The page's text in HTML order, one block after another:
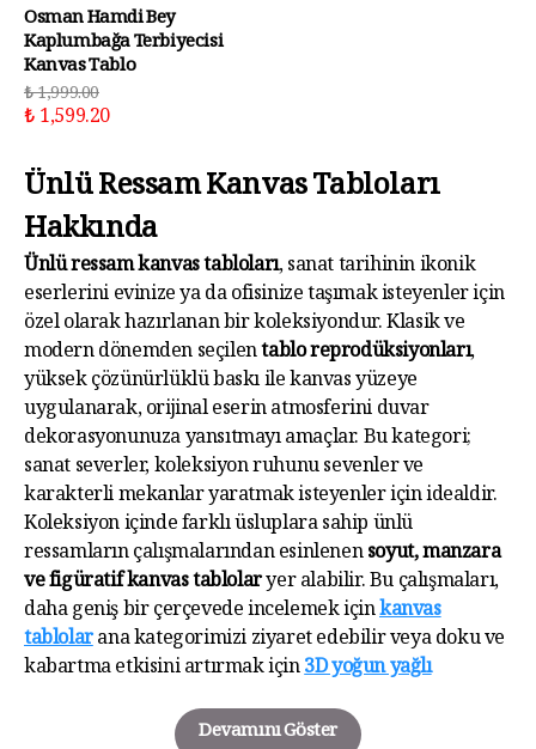
Osman Hamdi Bey
Kaplumbağa Terbiyecisi
Kanvas Tablo
₺ 1,999.00
₺ 1,599.20
Ünlü Ressam Kanvas Tabloları
Hakkında
Ünlü ressam kanvas tabloları, sanat tarihinin ikonik
eserlerini evinize ya da ofisinize taşımak isteyenler için
özel olarak hazırlanan bir koleksiyondur. Klasik ve
modern dönemden seçilentablo reprodüksiyonları,
yüksek çözünürlüklü baskı ile kanvas yüzeye
uygulanarak, orijinal eserin atmosferini duvar
dekorasyonunuza yansıtmayı amaçlar. Bu kategori;
sanat severler, koleksiyon ruhunu sevenler ve
karakterli mekanlar yaratmak isteyenler için idealdir.
Koleksiyon içinde farklı üsluplara sahip ünlü
ressamların çalışmalarından esinlenensoyut, manzara
ve figüratif kanvas tablolaryer alabilir. Bu çalışmaları,
daha geniş bir çerçevede incelemek içinkanvas
tablolarana kategorimizi ziyaret edebilir veya doku ve
kabartma etkisini artırmak için3D yoğun yağlı
Devamını Göster